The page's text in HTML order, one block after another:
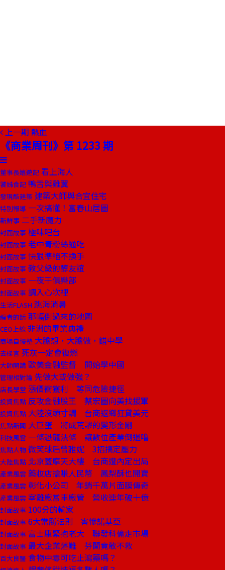
上一期 熱血
《商業周刊》第 1233 期
董事長嬉遊記 看上海人
饕姊食記 鴨舌與雞翼
發現酷建築 建築大師與合宜住宅
特別報導 一次搞懂！富春山居圖
新鮮事 二手新魔力
封面故事 極味吧台
封面故事 老中青粉絲通吃
封面故事 快狠準絕不換手
封面故事 教父級的醇友誼
封面故事 一夜干俱樂部
封面故事 調入心坎裡
生活FLASH 跳海消暑
編者的話 那幅倒過來的地圖
CEO上線 非洲的畢業典禮
商場自慢塾 大膽想，大膽做，錯中學
去梯言 死灰一定會復燃
大師開講 歐美金融監督 開始學中國
管理相對論 先做大或做強？
店長學堂 漲價衝獲利 等同危險捷徑
投資焦點 反攻金融股王 蔡宏圖向美找援軍
投資焦點 大陸沒頭寸調 台商返鄉狂貸美元
焦點新聞 大巨蛋 將成荒謬的變形金剛
科技風雲 一條恐龍法條 讓數位產業倒退嚕
焦點人物 微笑球后曾雅妮 3招搞定壓力
大陸焦點 北京蓋摩天大樓 台商遭內定出局
產業風雲 藥妝店搶賺人民幣 鳳梨酥也開賣
產業風雲 彰化小公司 年銷千萬片面膜傳奇
產業風雲 宰雞廠當車廠管 營收連年破十億
封面故事 100分的輸家
封面故事 6大常勝法則 害慘諾基亞
封面故事 富士康緊抱老大 聯發科偷走市場
封面故事 最大企業落難 芬蘭竟敢不救
百大良醫 食物中毒可吃止瀉藥嗎？